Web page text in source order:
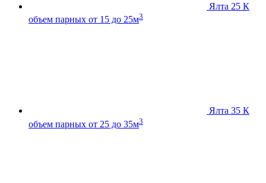
Ялта 25 К
объем парных от 15 до 25м3
Ялта 35 К
объем парных от 25 до 35м3